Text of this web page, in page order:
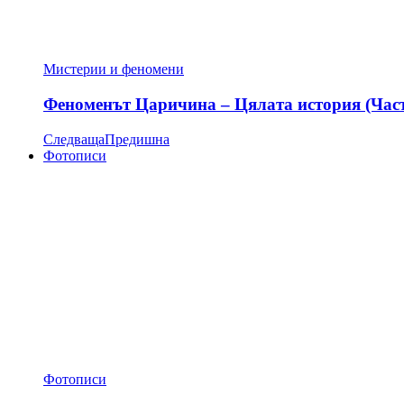
Мистерии и феномени
Феноменът Царичина – Цялата история
СледващаПредишна
Фотописи
Фотописи